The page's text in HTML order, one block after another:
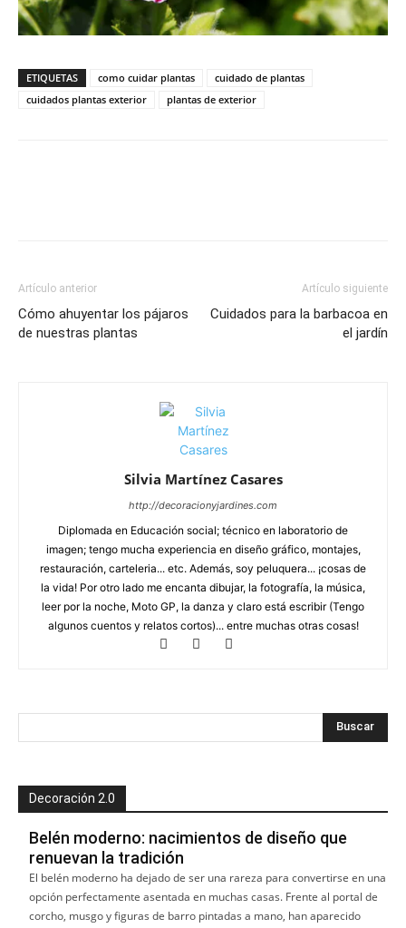
ETIQUETAS como cuidar plantas
cuidado de plantas
cuidados plantas exterior
plantas de exterior
Artículo anterior
Cómo ahuyentar los pájaros
de nuestras plantas
Artículo siguiente
Cuidados para la barbacoa en
el jardín
Silvia Martínez Casares
http://decoracionyjardines.com
Diplomada en Educación social; técnico en laboratorio de
imagen; tengo mucha experiencia en diseño gráfico, montajes,
restauración, carteleria... etc. Además, soy peluquera... ¡cosas de
la vida! Por otro lado me encanta dibujar, la fotografía, la música,
leer por la noche, Moto GP, la danza y claro está escribir (Tengo
algunos cuentos y relatos cortos)... entre muchas otras cosas!
Decoración 2.0
Belén moderno: nacimientos de diseño que
renuevan la tradición
El belén moderno ha dejado de ser una rareza para convertirse en una
opción perfectamente asentada en muchas casas. Frente al portal de
corcho, musgo y figuras de barro pintadas a mano, han aparecido